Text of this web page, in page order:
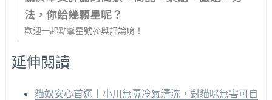
法，你給幾顆星呢？
歡迎一起點擊星號參與評論唷！
延伸閱讀
貓奴安心首選┃小川無毒冷氣清洗，對貓咪無害可自